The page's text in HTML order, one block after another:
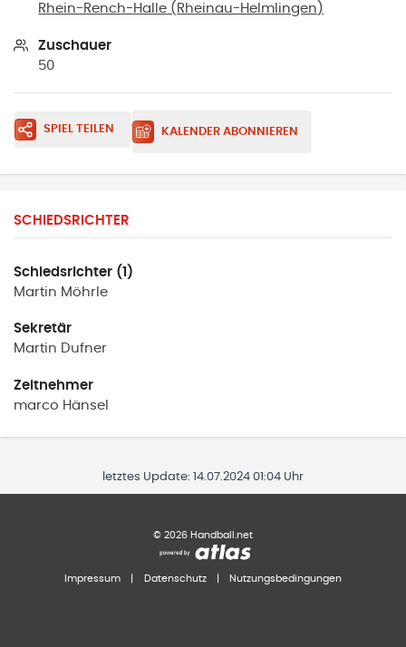
Rhein-Rench-Halle ( Rheinau-Helmlingen )
Zuschauer
50
SPIEL TEILEN KALENDER ABONNIEREN
SCHIEDSRICHTER
Schiedsrichter (1)
Martin Möhrle
Sekretär
Martin Dufner
Zeitnehmer
marco Hänsel
letztes Update: 14.07.2024 01:04 Uhr
© 2026 Handball.net
Impressum Datenschutz Nutzungsbedingungen